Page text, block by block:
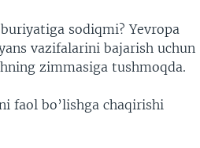
sodiqmi? Yevropa
vazifalarini bajarish uchun
zimmasiga tushmoqda.
faol bo’lishga chaqirishi